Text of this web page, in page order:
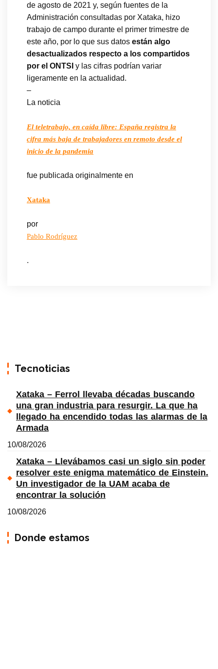
de agosto de 2021 y, según fuentes de la
Administración consultadas por Xataka, hizo
trabajo de campo durante el primer trimestre de
este año, por lo que sus datos están algo
desactualizados respecto a los compartidos
por el ONTSI y las cifras podrían variar
ligeramente en la actualidad.
–
La noticia
El teletrabajo, en caída libre: España registra la
cifra más baja de trabajadores en remoto desde el
inicio de la pandemia
fue publicada originalmente en
Xataka
por
Pablo Rodríguez
.
Tecnoticias
Xataka – Ferrol llevaba décadas buscando
una gran industria para resurgir. La que ha
llegado ha encendido todas las alarmas de la
Armada
10/08/2026
Xataka – Llevábamos casi un siglo sin poder
resolver este enigma matemático de Einstein.
Un investigador de la UAM acaba de
encontrar la solución
10/08/2026
Donde estamos